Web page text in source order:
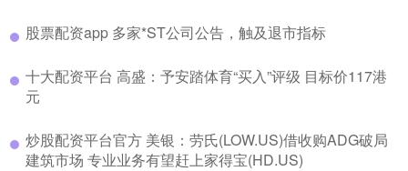
股票配资app 多家*ST公司公告，触及退市指标
十大配资平台 高盛：予安踏体育“买入”评级 目标价117港
元
炒股配资平台官方 美银：劳氏(LOW.US)借收购ADG破局
建筑市场 专业业务有望赶上家得宝(HD.US)